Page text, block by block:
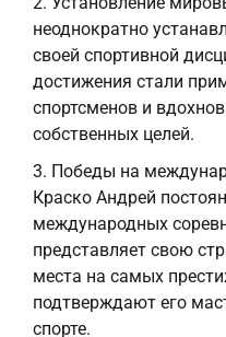
неоднократно
своей спортивной
достижения стали
спортсменов и
собственных целей.
Победы на
Краско Андрей
международных
представляет свою
места на самых
подтверждают его
спорте.